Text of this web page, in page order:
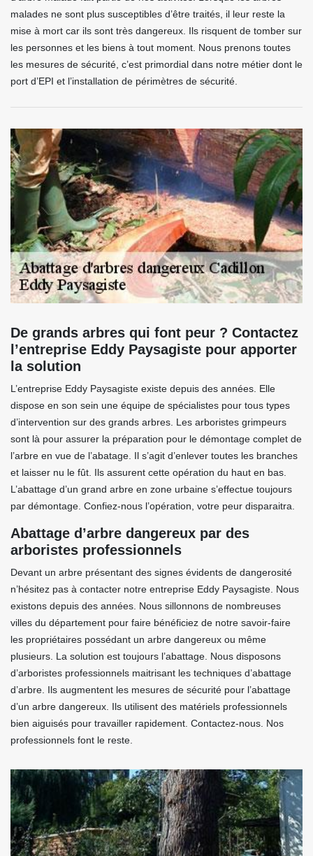
malades ne sont plus susceptibles d’être traités, il leur reste la
mise à mort car ils sont très dangereux. Ils risquent de tomber sur
les personnes et les biens à tout moment. Nous prenons toutes
les mesures de sécurité, c’est primordial dans notre métier dont le
port d’EPI et l’installation de périmètres de sécurité.
De grands arbres qui font peur ? Contactez
l’entreprise Eddy Paysagiste pour apporter
la solution
L’entreprise Eddy Paysagiste existe depuis des années. Elle
dispose en son sein une équipe de spécialistes pour tous types
d’intervention sur des grands arbres. Les arboristes grimpeurs
sont là pour assurer la préparation pour le démontage complet de
l’arbre en vue de l’abatage. Il s’agit d’enlever toutes les branches
et laisser nu le fût. Ils assurent cette opération du haut en bas.
L’abattage d’un grand arbre en zone urbaine s’effectue toujours
par démontage. Confiez-nous l’opération, votre peur disparaitra.
Abattage d’arbre dangereux par des
arboristes professionnels
Devant un arbre présentant des signes évidents de dangerosité
n’hésitez pas à contacter notre entreprise Eddy Paysagiste. Nous
existons depuis des années. Nous sillonnons de nombreuses
villes du département pour faire bénéficiez de notre savoir-faire
les propriétaires possédant un arbre dangereux ou même
plusieurs. La solution est toujours l’abattage. Nous disposons
d’arboristes professionnels maitrisant les techniques d’abattage
d’arbre. Ils augmentent les mesures de sécurité pour l’abattage
d’un arbre dangereux. Ils utilisent des matériels professionnels
bien aiguisés pour travailler rapidement. Contactez-nous. Nos
professionnels font le reste.